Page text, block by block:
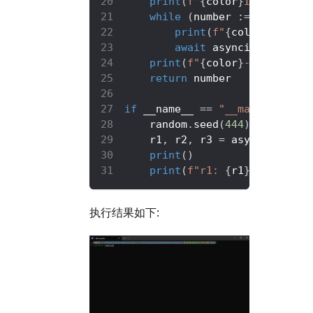
while
(number :=
print (f"{color
await asyncio
print (f"{color}--->
return number
if __name__ == "__main__"
    random
. seed (444)
    r1
, r2 , r3 = asyncio
print ( )
print (f"r1: {r1}
执行结果如下: